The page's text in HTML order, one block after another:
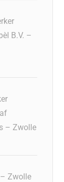
B.V. –
– Zwolle
Zwolle